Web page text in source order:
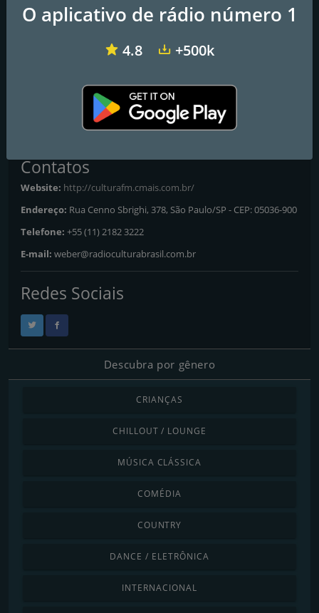
Programas e Apresentadores
Desperte com os clássicos, Diário da manhã, Café musical,
Frequências FM
São Paulo: 103.3 FM
Contatos
Website: http://culturafm.cmais.com.br/
Endereço: Rua Cenno Sbrighi, 378, São Paulo/SP - CEP: 05036-900
Telefone: +55 (11) 2182 3222
E-mail: weber@radioculturabrasil.com.br
Redes Sociais
Descubra por gênero
CRIANÇAS
CHILLOUT / LOUNGE
MÚSICA CLÁSSICA
COMÉDIA
COUNTRY
DANCE / ELETRÔNICA
INTERNACIONAL
O aplicativo de rádio número 1
4.8 +500k